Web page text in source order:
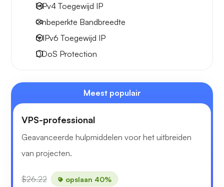
1 IPv4 Toegewijd IP
Onbeperkte Bandbreedte
6 IPv6 Toegewijd IP
DDoS Protection
Meest populair
VPS-professional
Geavanceerde hulpmiddelen voor het uitbreiden
van projecten.
$26.22 opslaan 40%